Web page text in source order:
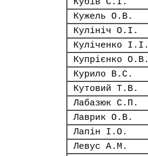
Кужель О.В.
Кулініч О.І.
Куліченко І.І.
Купрієнко О.В.
Курило В.С.
Кутовий Т.В.
Лабазюк С.П.
Лаврик О.В.
Лапін І.О.
Левус А.М.